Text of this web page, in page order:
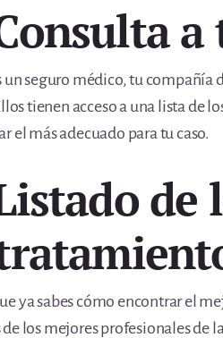
un seguro médico, tu compañía
tienen acceso a una lista de
el más adecuado para tu caso.
de
ya sabes cómo encontrar el
los mejores profesionales de